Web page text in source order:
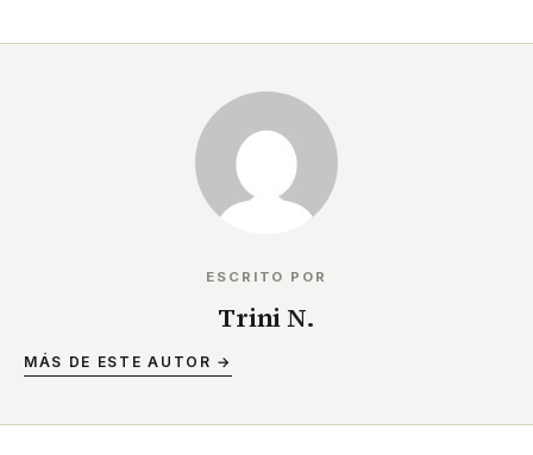
ESCRITO POR
Trini N.
MÁS DE ESTE AUTOR →